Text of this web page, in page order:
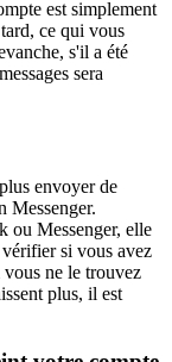
est simplement
ce qui vous
s'il a été
sera
envoyer de
Messenger.
ou Messenger, elle
si vous avez
ne le trouvez
plus, il est